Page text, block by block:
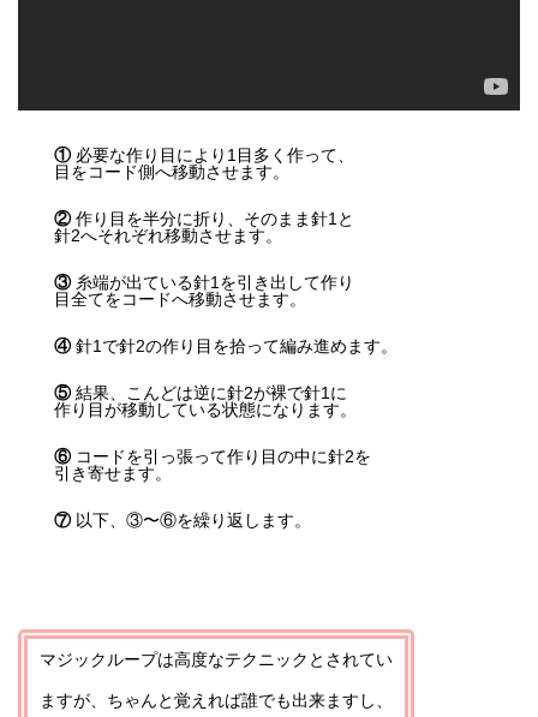
①必要な作り目により1目多く作って、
目をコード側へ移動させます。
②作り目を半分に折り、そのまま針1と
針2へそれぞれ移動させます。
③糸端が出ている針1を引き出して作り
目全てをコードへ移動させます。
④針1で針2の作り目を拾って編み進めます。
⑤結果、こんどは逆に針2が裸で針1に
作り目が移動している状態になります。
⑥コードを引っ張って作り目の中に針2を
引き寄せます。
⑦以下、③〜⑥を繰り返します。
マジックループは高度なテクニックとされてい
ますが、ちゃんと覚えれば誰でも出来ますし、